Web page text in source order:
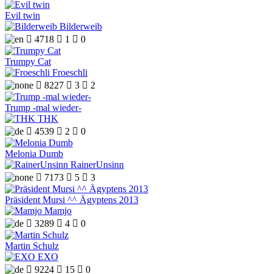
Evil twin
Bilderweib
 4718  1  0
Trumpy Cat
Froeschli
 8227  3  2
Trump -mal wieder-
THK
 4539  2  0
Melonia Dumb
RainerUnsinn
 7173  5  3
Präsident Mursi ^^ Ägyptens 2013
Mamjo
 3289  4  0
Martin Schulz
EXO
 9224  15  0